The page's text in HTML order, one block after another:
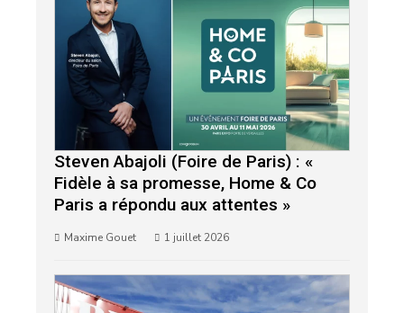
Steven Abajoli (Foire de Paris) : «
Fidèle à sa promesse, Home & Co
Paris a répondu aux attentes »
Maxime Gouet 1 juillet 2026